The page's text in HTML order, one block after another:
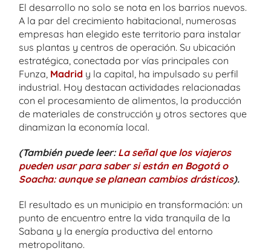
El desarrollo no solo se nota en los barrios nuevos.
A la par del crecimiento habitacional, numerosas
empresas han elegido este territorio para instalar
sus plantas y centros de operación. Su ubicación
estratégica, conectada por vías principales con
Funza, Madrid y la capital, ha impulsado su perfil
industrial. Hoy destacan actividades relacionadas
con el procesamiento de alimentos, la producción
de materiales de construcción y otros sectores que
dinamizan la economía local.
(También puede leer: La señal que los viajeros
pueden usar para saber si están en Bogotá o
Soacha: aunque se planean cambios drásticos).
El resultado es un municipio en transformación: un
punto de encuentro entre la vida tranquila de la
Sabana y la energía productiva del entorno
metropolitano.